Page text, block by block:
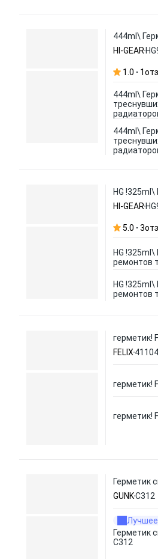
444ml\
HI-GEAR
1.0 1
444ml\
444ml\
HG
HI-GEAR
5.0 3
HG
ремонтов
HG
ремонтов
герметик!
FELIX
герметик!
герметик!
Герметик
GUNKC312
Герметик
C312